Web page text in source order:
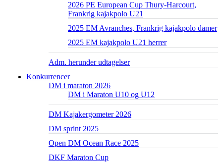
2026 PE European Cup Thury-Harcourt,
Frankrig kajakpolo U21
2025 EM Avranches, Frankrig kajakpolo damer
2025 EM kajakpolo U21 herrer
Adm. herunder udtagelser
Konkurrencer
DM i maraton 2026
DM i Maraton U10 og U12
DM Kajakergometer 2026
DM sprint 2025
Open DM Ocean Race 2025
DKF Maraton Cup